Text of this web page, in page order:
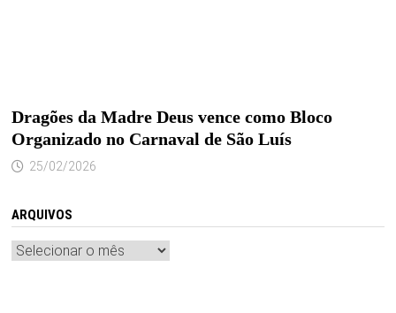
Dragões da Madre Deus vence como Bloco
Organizado no Carnaval de São Luís
25/02/2026
ARQUIVOS
Arquivos